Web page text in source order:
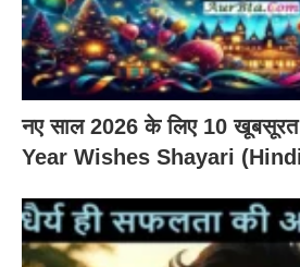
नए साल 2026 के लिए 10
Year Wishes Shayari